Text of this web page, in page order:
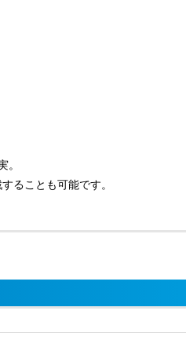
。
ることも可能です。